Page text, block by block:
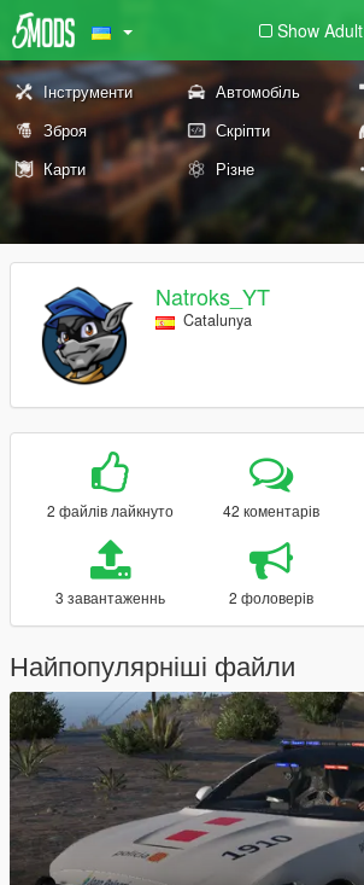
Show Adult
Інструменти Автомобіль
Зброя
Скріпти
Карти
Різне
Natroks_YT
Catalunya
2 файлів лайкнуто 42 коментарів
3 завантаженнь 2 фоловерів
Найпопулярніші файли